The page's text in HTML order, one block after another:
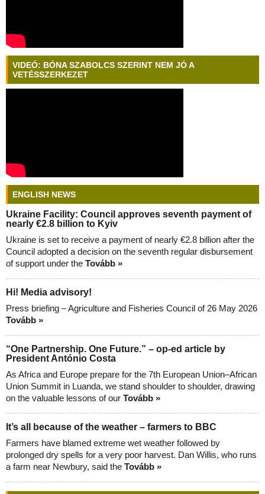
VIDEÓ: BÓNA SZABOLCS SZERINT NEM JÓ A
VETÉSSZERKEZET
ENGLISH NEWS
Ukraine Facility: Council approves seventh payment of
nearly €2.8 billion to Kyiv
Ukraine is set to receive a payment of nearly €2.8 billion after the
Council adopted a decision on the seventh regular disbursement
of support under the Tovább »
Hi! Media advisory!
Press briefing – Agriculture and Fisheries Council of 26 May 2026
Tovább »
“One Partnership. One Future.” – op-ed article by
President António Costa
As Africa and Europe prepare for the 7th European Union–African
Union Summit in Luanda, we stand shoulder to shoulder, drawing
on the valuable lessons of our Tovább »
It’s all because of the weather – farmers to BBC
Farmers have blamed extreme wet weather followed by
prolonged dry spells for a very poor harvest. Dan Willis, who runs
a farm near Newbury, said the Tovább »